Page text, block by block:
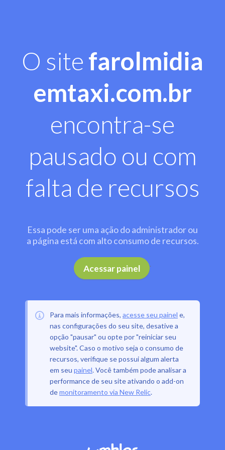
O site farolmidia
emtaxi.com.br
encontra-se
pausado ou com
falta de recursos
Essa pode ser uma ação do administrador ou
a página está com alto consumo de recursos.
Acessar painel .
Para mais informações, acesse seu painel e,
nas configurações do seu site, desative a
opção "pausar" ou opte por "reiniciar seu
website". Caso o motivo seja o consumo de
recursos, verifique se possui algum alerta
em seu painel. Você também pode analisar a
performance de seu site ativando o add-on
demonitoramento via New Relic.